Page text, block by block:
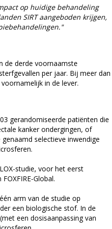
op huidige behandeling
SIRT aangeboden krijgen,
de derde voornaamste
per jaar. Bij meer dan
in de lever.
gerandomiseerde patiënten die
kanker ondergingen, of
selectieve inwendige
studie, voor het eerst
Global.
arm van de studie op
een biologische stof. In de
een dosisaanpassing van